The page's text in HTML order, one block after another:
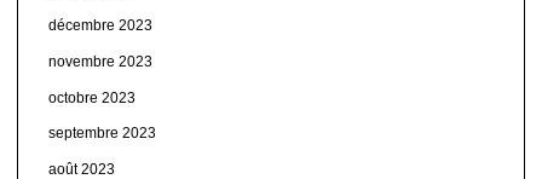
décembre 2023
novembre 2023
octobre 2023
septembre 2023
août 2023